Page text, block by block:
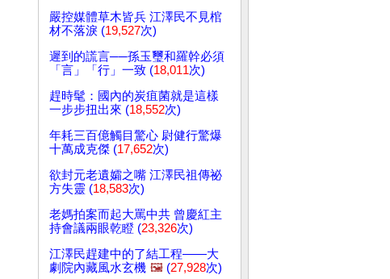
嚴控媒體草木皆兵 江澤民不見棺
材不落淚 (19,527次)
遲到的謊言──孫玉璽和羅幹必須
「言」「行」一致 (18,011次)
趕時髦：國內的炭疽菌就是這樣
一步步扭出來 (18,552次)
年耗三百億觸目驚心 尉健行驚爆
十萬成克傑 (17,652次)
欲封元老遺孀之嘴 江澤民祖傳祕
方失靈 (18,583次)
老媽拍案而起大罵中共 曾慶紅主
持會議兩眼乾瞪 (23,326次)
江澤民趕建中的了結工程——大
劇院內藏風水玄機 🖼️ (27,928次)